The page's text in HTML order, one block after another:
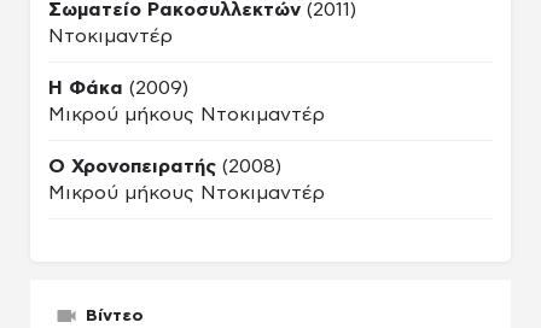
Σωματείο Ρακοσυλλεκτών (2011)
Ντοκιμαντέρ
Η Φάκα (2009)
Μικρού μήκους Ντοκιμαντέρ
Ο Χρονοπειρατής (2008)
Μικρού μήκους Ντοκιμαντέρ
Βίντεο